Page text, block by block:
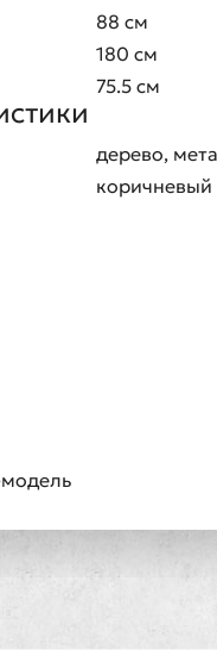
88 см
180 см
75.5 см
дерево,
коричневый